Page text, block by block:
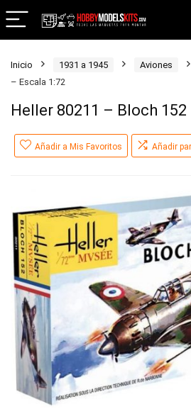
Inicio 1931 a 1945 Aviones
– Escala 1:72
Heller 80211 – Bloch 152
Añadir a Mis Favoritos Añadir